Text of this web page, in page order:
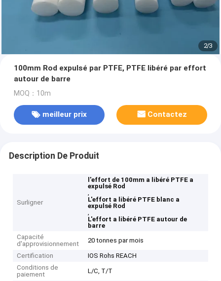
2/3
100mm Rod expulsé par PTFE, PTFE libéré par effort
autour de barre
MOQ：10m
meilleur prix Contactez
Description De Produit
Surligner
l'effort de 100mm a libéré PTFE a
expulsé Rod
,
L'effort a libéré PTFE blanc a
expulsé Rod
,
L'effort a libéré PTFE autour de
barre
Capacité
d'approvisionnement
20 tonnes par mois
Certification
IOS Rohs REACH
Conditions de
paiement
L/C, T/T